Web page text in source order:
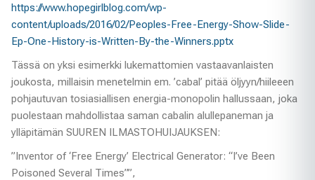
https://www.hopegirlblog.com/wp-
content/uploads/2016/02/Peoples-Free-Energy-Show-Slide-
Ep-One-History-is-Written-By-the-Winners.pptx
Tässä on yksi esimerkki lukemattomien vastaavanlaisten
joukosta, millaisin menetelmin em. ’cabal’ pitää öljyyn/hiileeen
pohjautuvan tosiasiallisen energia-monopolin hallussaan, joka
puolestaan mahdollistaa saman cabalin alullepaneman ja
ylläpitämän SUUREN ILMASTOHUIJAUKSEN:
”Inventor of ‘Free Energy’ Electrical Generator: “I’ve Been
Poisoned Several Times””,